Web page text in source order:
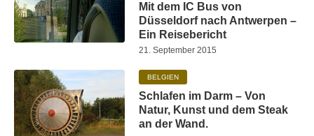
Mit dem IC Bus von
Düsseldorf nach Antwerpen –
Ein Reisebericht
21. September 2015
BELGIEN
Schlafen im Darm – Von
Natur, Kunst und dem Steak
an der Wand.